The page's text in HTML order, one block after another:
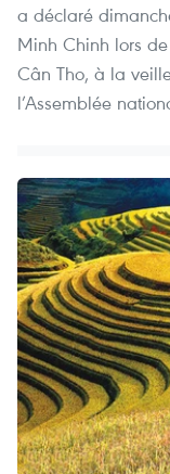
a déclaré
Minh Chinh lors
Cân Tho, à la
l’Assemblée